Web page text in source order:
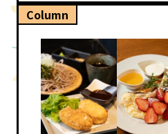
Column